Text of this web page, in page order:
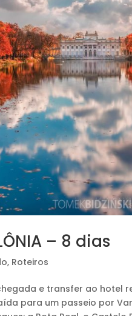
– 8 dias
, Roteiros
e transfer ao hotel
para um passeio por